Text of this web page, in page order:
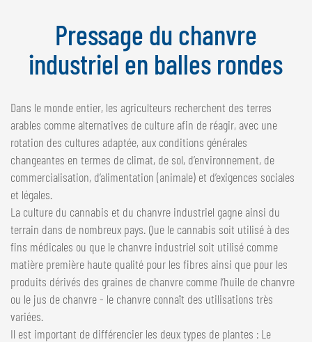
DEUTSCH
GÖWEIL Schweiz
DEUTSCH
FRANÇAIS
Pressage du chanvre
industriel en balles rondes
Dans le monde entier, les agriculteurs recherchent des terres
arables comme alternatives de culture afin de réagir, avec une
rotation des cultures adaptée, aux conditions générales
changeantes en termes de climat, de sol, d’environnement, de
commercialisation, d’alimentation (animale) et d’exigences sociales
et légales.
La culture du cannabis et du chanvre industriel gagne ainsi du
terrain dans de nombreux pays. Que le cannabis soit utilisé à des
fins médicales ou que le chanvre industriel soit utilisé comme
matière première haute qualité pour les fibres ainsi que pour les
produits dérivés des graines de chanvre comme l’huile de chanvre
ou le jus de chanvre - le chanvre connaît des utilisations très
variées.
Il est important de différencier les deux types de plantes : Le